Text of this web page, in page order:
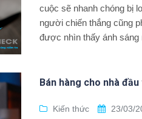
cuộc sẽ nhanh chóng bị
người chiến thắng cũng
được nhìn thấy ánh sáng
Bán hàng cho nhà
Kiến thức 23/03/